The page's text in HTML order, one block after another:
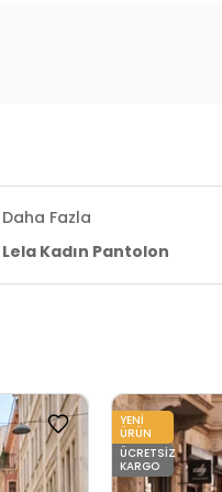
Daha Fazla
Lela Kadın Pantolon
YENI
ÜRÜN
ÜCRETSIZ
KARGO